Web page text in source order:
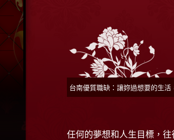
台南優質職缺：讓妳過想要的生
任何的夢想和人生目標，